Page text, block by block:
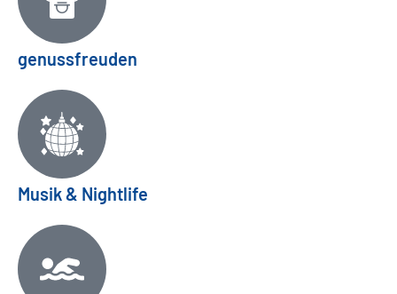
genussfreuden
Musik & Nightlife